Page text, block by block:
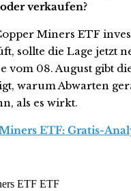
verkaufen?
Miners ETF
sollte die Lage jetzt
vom 08. August gibt
warum Abwarten
als es wirkt.
ETF: Gratis-
ETF ETF